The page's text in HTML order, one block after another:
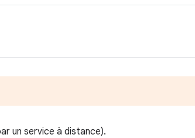
un service à distance).